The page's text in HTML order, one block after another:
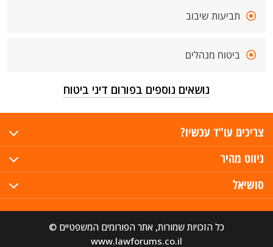
תביעות שיבוב
ביטוח מנהלים
נושאים נוספים בפורום דיני ביטוח
צריכים עו"ד עכשיו?
ניווט מהיר
סושיאל
כל הזכויות שמורות, אתר הפורומים המשפטיים ©
www.lawforums.co.il